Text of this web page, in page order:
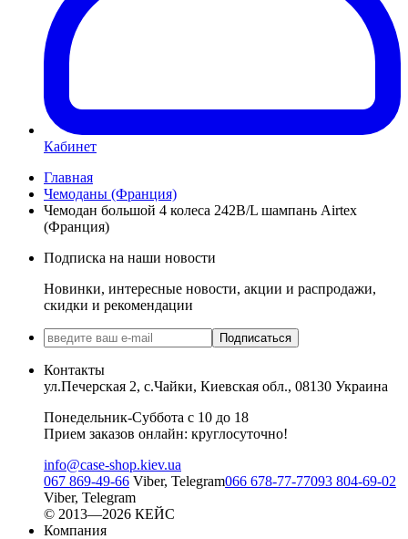
Кабинет
Главная
Чемоданы (Франция)
Чемодан большой 4 колеса 242B/L шампань Airtex
(Франция)
Подписка на наши новости
Новинки, интересные новости, акции и распродажи,
скидки и рекомендации
Подписаться
Контакты
ул.Печерская 2, с.Чайки, Киевская обл., 08130 Украина
Понедельник-Суббота с 10 до 18
Прием заказов онлайн: круглосуточно!
info@case-shop.kiev.ua
067 869-49-66 Viber, Telegram066 678-77-77093 804-69-02
Viber, Telegram
© 2013—2026 КЕЙС
Компания